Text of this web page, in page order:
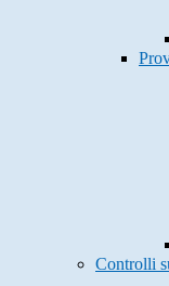
Controlli